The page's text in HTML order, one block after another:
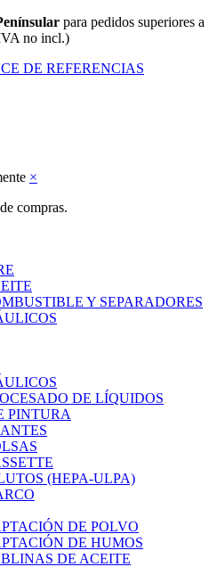
para pedidos superiores a
no incl.)
DE REFERENCIAS
×
compras.
Y SEPARADORES
DE LÍQUIDOS
PINTURA
(HEPA-ULPA)
DE POLVO
DE HUMOS
DE ACEITE